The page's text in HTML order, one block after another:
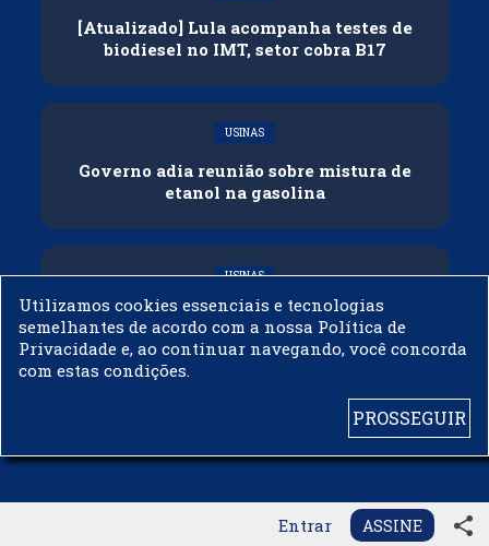
Entrar ASSINE share
[Atualizado] Lula acompanha testes de
biodiesel no IMT, setor cobra B17
USINAS
Governo adia reunião sobre mistura de
etanol na gasolina
USINAS
CNPE veda importação de biodiesel
Utilizamos cookies essenciais e tecnologias
semelhantes de acordo com a nossa Política de
Privacidade e, ao continuar navegando, você concorda
com estas condições.
PROSSEGUIR